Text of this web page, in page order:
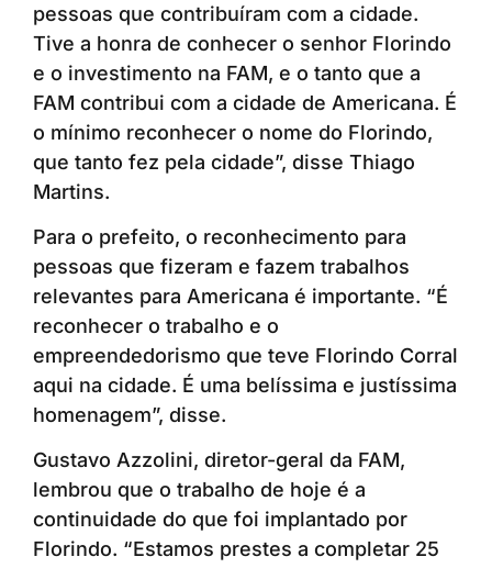
pessoas que contribuíram com a cidade.
Tive a honra de conhecer o senhor Florindo
e o investimento na FAM, e o tanto que a
FAM contribui com a cidade de Americana. É
o mínimo reconhecer o nome do Florindo,
que tanto fez pela cidade”, disse Thiago
Martins.
Para o prefeito, o reconhecimento para
pessoas que fizeram e fazem trabalhos
relevantes para Americana é importante. “É
reconhecer o trabalho e o
empreendedorismo que teve Florindo Corral
aqui na cidade. É uma belíssima e justíssima
homenagem”, disse.
Gustavo Azzolini, diretor-geral da FAM,
lembrou que o trabalho de hoje é a
continuidade do que foi implantado por
Florindo. “Estamos prestes a completar 25